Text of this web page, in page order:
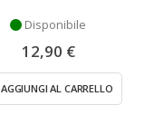
Disponibile
12,90 €
AGGIUNGI AL CARRELLO